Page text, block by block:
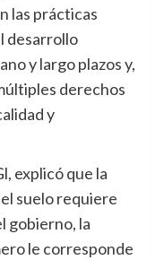
las prácticas
desarrollo
y largo plazos y,
derechos
y
explicó que la
suelo requiere
gobierno, la
le corresponde